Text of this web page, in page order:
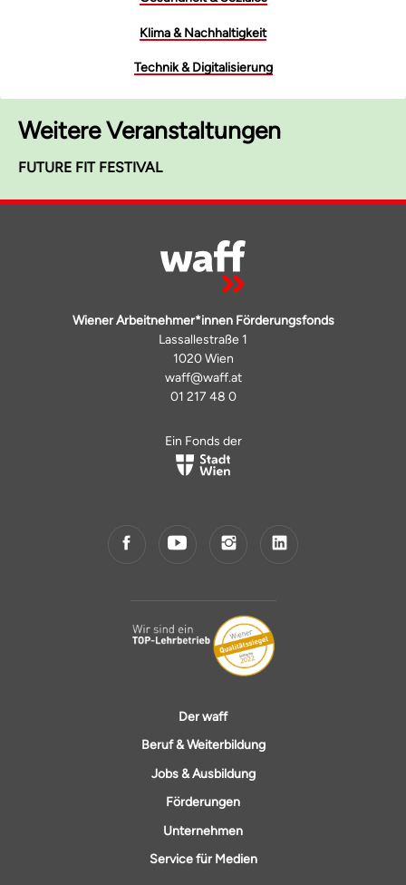
Klima & Nachhaltigkeit
Technik & Digitalisierung
Weitere Veranstaltungen
FUTURE FIT FESTIVAL
Wiener Arbeitnehmer*innen Förderungsfonds
Lassallestraße 1
1020 Wien
waff@waff.at
01 217 48 0
Ein Fonds der
Der waff
Beruf & Weiterbildung
Jobs & Ausbildung
Förderungen
Unternehmen
Service für Medien